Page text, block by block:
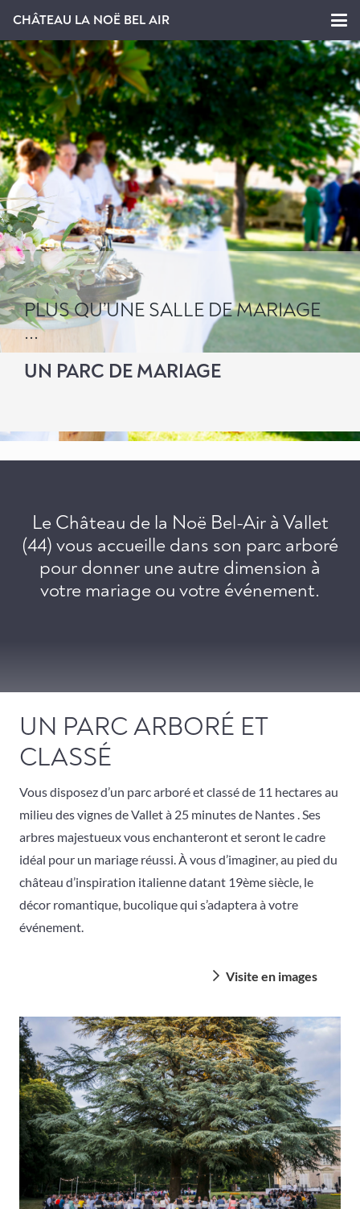
CHÂTEAU LA NOË BEL AIR
PLUS QU’UNE SALLE DE MARIAGE
...
UN PARC DE MARIAGE
Le Château de la Noë Bel-Air à Vallet
(44) vous accueille dans son parc arboré
pour donner une autre dimension à
votre mariage ou votre événement.
UN PARC ARBORÉ ET
CLASSÉ
Vous disposez d’un parc arboré et classé de 11 hectares au
milieu des vignes de Vallet à 25 minutes de Nantes . Ses
arbres majestueux vous enchanteront et seront le cadre
idéal pour un mariage réussi. À vous d’imaginer, au pied du
château d’inspiration italienne datant 19ème siècle, le
décor romantique, bucolique qui s’adaptera à votre
événement.
Visite en images